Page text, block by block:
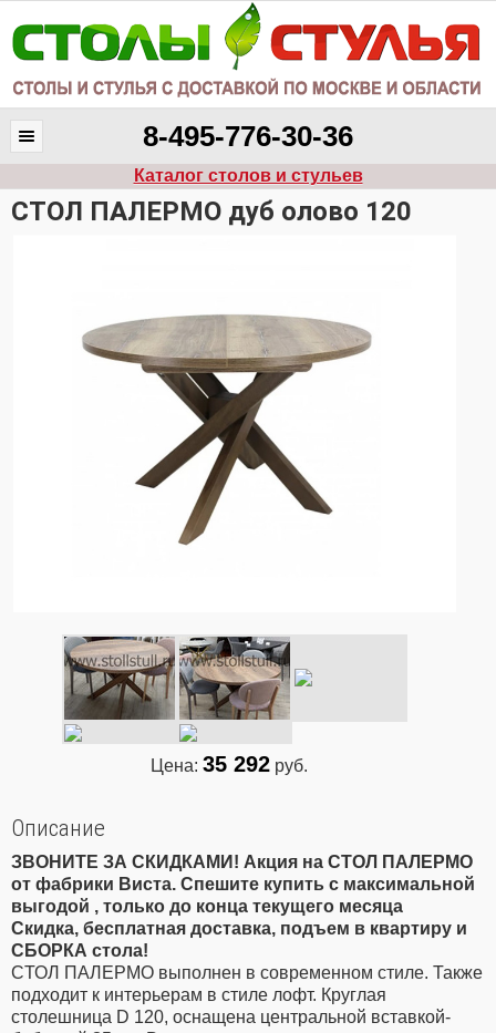
8-495-776-30-36
Каталог столов и стульев
CТОЛ ПАЛЕРМО дуб олово 120
Цена: 35 292 руб.
Описание
ЗВОНИТЕ ЗА СКИДКАМИ! Акция на CТОЛ ПАЛЕРМО
от фабрики Виста. Спешите купить с максимальной
выгодой , только до конца текущего месяца
Скидка, бесплатная доставка, подъем в квартиру и
СБОРКА стола!
CТОЛ ПАЛЕРМО выполнен в современном стиле. Также
подходит к интерьерам в стиле лофт. Круглая
столешница D 120, оснащена центральной вставкой-